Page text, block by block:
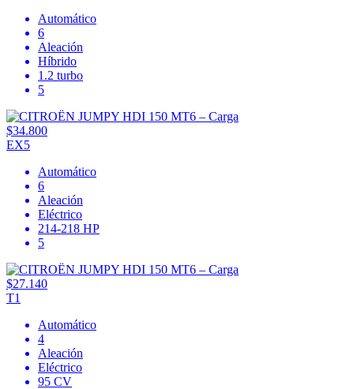
Automático
6
Aleación
Híbrido
1.2 turbo
5
$34.800
EX5
Automático
6
Aleación
Eléctrico
214-218 HP
5
$27.140
T1
Automático
4
Aleación
Eléctrico
95 CV